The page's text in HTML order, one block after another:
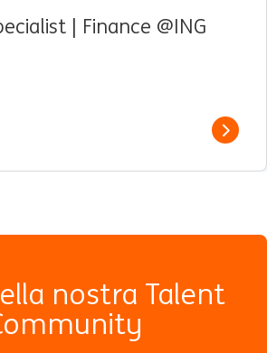
| Finance @ING
View
nostra Talent